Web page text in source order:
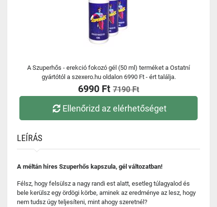
A Szuperhős - erekció fokozó gél (50 ml) terméket a Ostatní
gyártótól a szexero.hu oldalon 6990 Ft - ért találja.
6990 Ft 7190 Ft
Ellenőrizd az elérhetőséget
LEÍRÁS
A méltán híres Szuperhős kapszula, gél változatban!
Félsz, hogy felsülsz a nagy randi est alatt, esetleg túlagyalod és
bele kerülsz egy ördögi körbe, aminek az eredménye az lesz, hogy
nem tudsz úgy teljesíteni, mint ahogy szeretnél?